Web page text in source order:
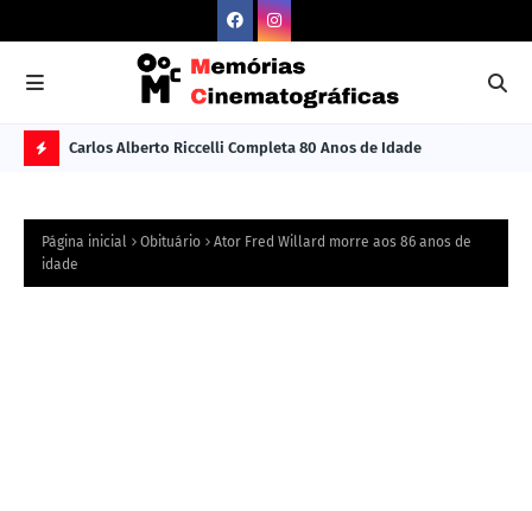
L
TI
M
Carlos Alberto Riccelli Completa 80 Anos de Idade
Página inicial Obituário
Ator Fred Willard morre aos 86 anos de
idade